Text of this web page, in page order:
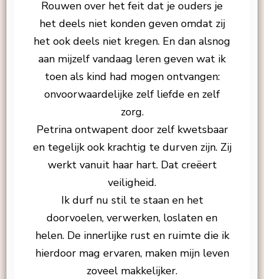
Rouwen over het feit dat je ouders je
het deels niet konden geven omdat zij
het ook deels niet kregen. En dan alsnog
aan mijzelf vandaag leren geven wat ik
toen als kind had mogen ontvangen:
onvoorwaardelijke zelf liefde en zelf
zorg.
Petrina ontwapent door zelf kwetsbaar
en tegelijk ook krachtig te durven zijn. Zij
werkt vanuit haar hart. Dat creëert
veiligheid.
Ik durf nu stil te staan en het
doorvoelen, verwerken, loslaten en
helen. De innerlijke rust en ruimte die ik
hierdoor mag ervaren, maken mijn leven
zoveel makkelijker.